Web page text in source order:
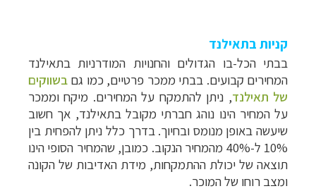
קניות בתאילנד
בבתי הכל-בו הגדולים והחנויות המודרניות בתאילנד
המחירים קבועים. בבתי ממכר פרטיים, כמו גם בשווקים
של תאילנד, ניתן להתמקח על המחירים. מיקח וממכר
על המחיר הינו נוהג חברתי מקובל בתאילנד, אך חשוב
שיעשה באופן מנומס ובחיוך. בדרך כלל ניתן להפחית בין
10% ל-40% מהמחיר הנקוב. כמובן, שהמחיר הסופי הינו
תוצאה של יכולת ההתמקחות, מידת האדיבות של הקונה
ומצב רוחו של המוכר.